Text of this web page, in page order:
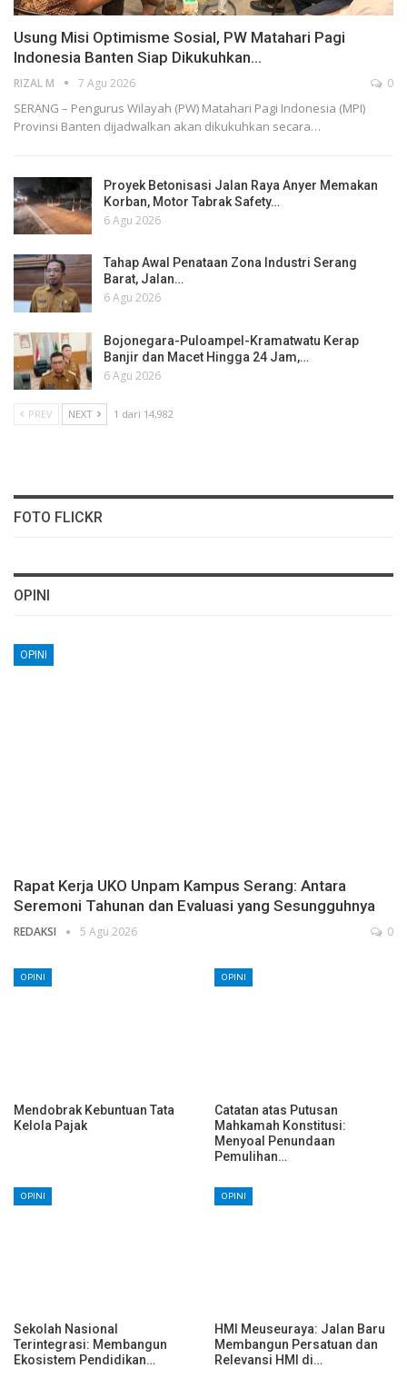
Usung Misi Optimisme Sosial, PW Matahari Pagi
Indonesia Banten Siap Dikukuhkan…
RIZAL M 7 Agu 2026 0
SERANG – Pengurus Wilayah (PW) Matahari Pagi Indonesia (MPI)
Provinsi Banten dijadwalkan akan dikukuhkan secara…
Proyek Betonisasi Jalan Raya Anyer Memakan
Korban, Motor Tabrak Safety…
6 Agu 2026
Tahap Awal Penataan Zona Industri Serang
Barat, Jalan…
6 Agu 2026
Bojonegara-Puloampel-Kramatwatu Kerap
Banjir dan Macet Hingga 24 Jam,…
6 Agu 2026
PREV NEXT 1 dari 14,982
FOTO FLICKR
OPINI
OPINI
Rapat Kerja UKO Unpam Kampus Serang: Antara
Seremoni Tahunan dan Evaluasi yang Sesungguhnya
REDAKSI 5 Agu 2026 0
OPINI
Mendobrak Kebuntuan Tata
Kelola Pajak
OPINI
Catatan atas Putusan
Mahkamah Konstitusi:
Menyoal Penundaan
Pemulihan…
OPINI
Sekolah Nasional
Terintegrasi: Membangun
Ekosistem Pendidikan…
OPINI
HMI Meuseuraya: Jalan Baru
Membangun Persatuan dan
Relevansi HMI di…